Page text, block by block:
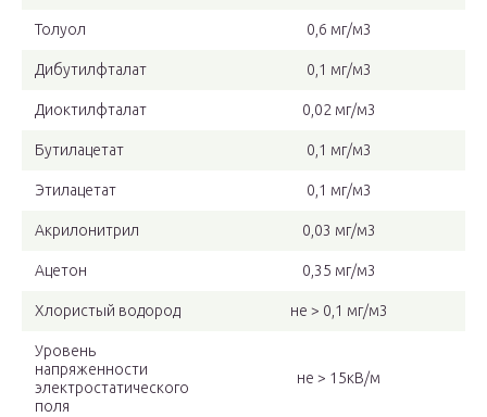
Толуол 0,6 мг/м3
Дибутилфталат 0,1 мг/м3
Диоктилфталат 0,02 мг/м3
Бутилацетат 0,1 мг/м3
Этилацетат 0,1 мг/м3
Акрилонитрил 0,03 мг/м3
Ацетон 0,35 мг/м3
Хлористый водород не > 0,1 мг/м3
Уровень
напряженности
электростатического
поля
не > 15кВ/м